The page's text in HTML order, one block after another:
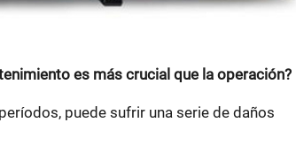
es más crucial que la operación?
puede sufrir una serie de daños